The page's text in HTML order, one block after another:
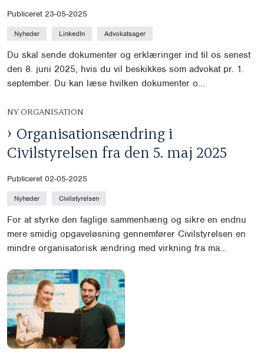
Publiceret 23-05-2025
Nyheder LinkedIn Advokatsager
Du skal sende dokumenter og erklæringer ind til os senest
den 8. juni 2025, hvis du vil beskikkes som advokat pr. 1.
september. Du kan læse hvilken dokumenter o...
NY ORGANISATION
Organisationsændring i
Civilstyrelsen fra den 5. maj 2025
Publiceret 02-05-2025
Nyheder Civilstyrelsen
For at styrke den faglige sammenhæng og sikre en endnu
mere smidig opgaveløsning gennemfører Civilstyrelsen en
mindre organisatorisk ændring med virkning fra ma...